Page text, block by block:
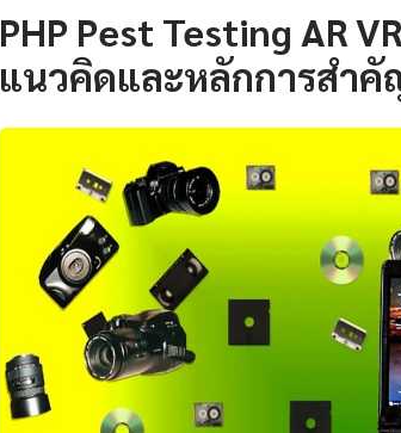
PHP Pest Testing AR
แนวคิดและหลักการสำคั